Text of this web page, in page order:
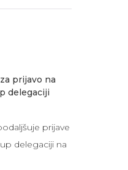
prijavo na
delegaciji
prijave
delegaciji na